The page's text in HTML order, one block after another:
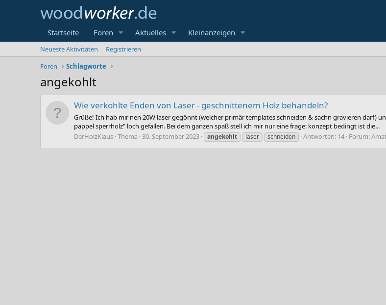
Startseite Foren Aktuelles Kleinanzeigen
Neueste Aktivitäten
Registrieren
Foren
Schlagworte
angekohlt
Wie verkohlte Enden von Laser - geschnittenem Holz behandeln?
Grüße! Ich hab mir nen 20W laser gegönnt (welcher primär templates schneiden & sachn gravieren darf)
pappel sperrholz" loch gefallen. Bei dem ganzen spaß stell ich mir nur eine frage: konzept bedingt ist die...
DerHolzKlaus Thema 30. September 2023 angekohlt laser schneiden Antworten: 14 Forum: